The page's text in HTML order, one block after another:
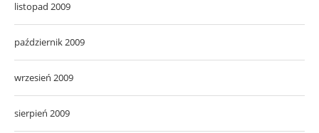
listopad 2009
październik 2009
wrzesień 2009
sierpień 2009